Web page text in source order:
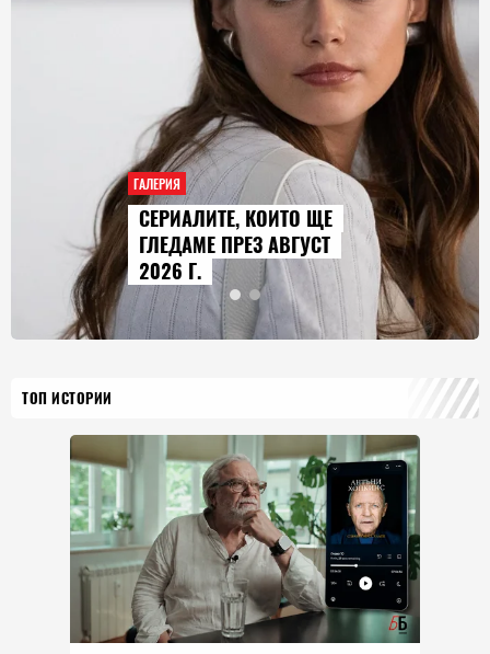
ГАЛЕРИЯ
AUDI Q9 СТАВА НАЙ-
ГОЛЕМИЯТ МОДЕЛ В
ИСТОРИЯТА НА МАРКАТА
ТОП ИСТОРИИ